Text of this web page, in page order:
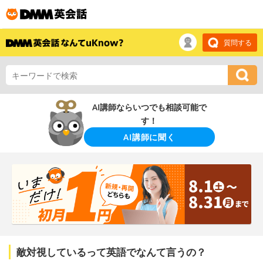
質問する
AI講師ならいつでも相談可能で
す！
AI講師に聞く
敵対視しているって英語でなんて言うの？